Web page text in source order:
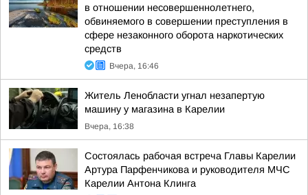
в отношении несовершеннолетнего,
обвиняемого в совершении преступления в
сфере незаконного оборота наркотических
средств
Вчера, 16:46
Житель Ленобласти угнал незапертую
машину у магазина в Карелии
Вчера, 16:38
Состоялась рабочая встреча Главы Карелии
Артура Парфенчикова и руководителя МЧС
Карелии Антона Клинга